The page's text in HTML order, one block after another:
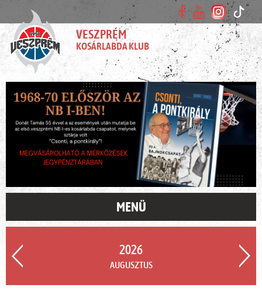
VESZPRÉM
KOSÁRLABDA KLUB
MENÜ
2026
AUGUSZTUS